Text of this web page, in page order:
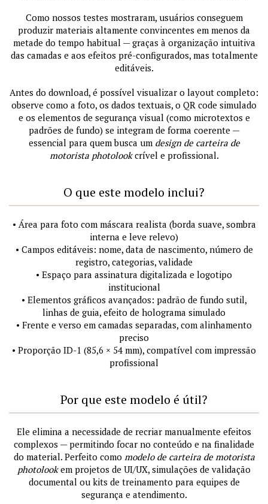
Como nossos testes mostraram, usuários conseguem
produzir materiais altamente convincentes em menos da
metade do tempo habitual — graças à organização intuitiva
das camadas e aos efeitos pré-configurados, mas totalmente
editáveis.
Antes do download, é possível visualizar o layout completo:
observe como a foto, os dados textuais, o QR code simulado
e os elementos de segurança visual (como microtextos e
padrões de fundo) se integram de forma coerente —
essencial para quem busca um design de carteira de
motorista photolookcrível e profissional.
O que este modelo inclui?
• Área para foto com máscara realista (borda suave, sombra
interna e leve relevo)
• Campos editáveis: nome, data de nascimento, número de
registro, categorias, validade
• Espaço para assinatura digitalizada e logotipo
institucional
• Elementos gráficos avançados: padrão de fundo sutil,
linhas de guia, efeito de holograma simulado
• Frente e verso em camadas separadas, com alinhamento
preciso
• Proporção ID-1 (85,6 × 54 mm), compatível com impressão
profissional
Por que este modelo é útil?
Ele elimina a necessidade de recriar manualmente efeitos
complexos — permitindo focar no conteúdo e na finalidade
do material. Perfeito como modelo de carteira de motorista
photolookem projetos de UI/UX, simulações de validação
documental ou kits de treinamento para equipes de
segurança e atendimento.